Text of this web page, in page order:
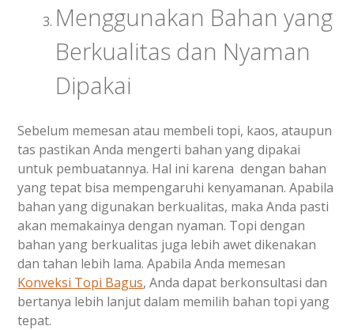
Menggunakan Bahan yang
Berkualitas dan Nyaman
Dipakai
Sebelum memesan atau membeli topi, kaos, ataupun
tas pastikan Anda mengerti bahan yang dipakai
untuk pembuatannya. Hal ini karena dengan bahan
yang tepat bisa mempengaruhi kenyamanan. Apabila
bahan yang digunakan berkualitas, maka Anda pasti
akan memakainya dengan nyaman. Topi dengan
bahan yang berkualitas juga lebih awet dikenakan
dan tahan lebih lama. Apabila Anda memesan
Konveksi Topi Bagus, Anda dapat berkonsultasi dan
bertanya lebih lanjut dalam memilih bahan topi yang
tepat.